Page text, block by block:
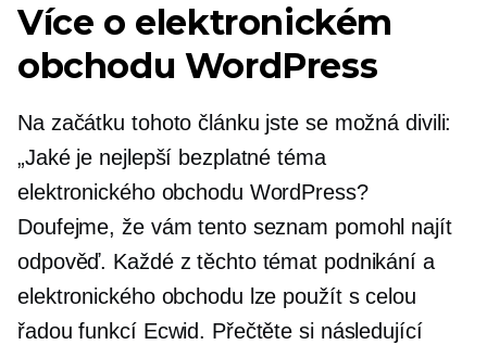
Více o elektronickém
obchodu WordPress
Na začátku tohoto článku jste se možná divili:
„Jaké je nejlepší bezplatné téma
elektronického obchodu WordPress?
Doufejme, že vám tento seznam pomohl najít
odpověď. Každé z těchto témat podnikání a
elektronického obchodu lze použít s celou
řadou funkcí Ecwid. Přečtěte si následující